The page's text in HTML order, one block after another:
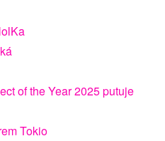
of the Year 2025 putuje
Tokio